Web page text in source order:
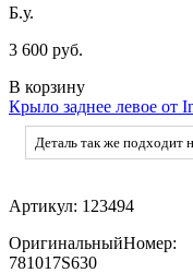
Б.у.
3 600 руб.
В корзину
Крыло заднее левое от
Деталь так же
Артикул: 123494
ОригинальныйНомер:
781017S630